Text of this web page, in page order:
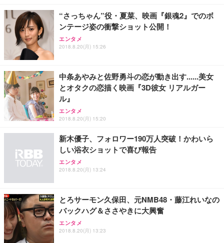
“さっちゃん”役・夏菜、映画『銀魂2』でのボ
ンテージ姿の衝撃ショット公開！
エンタメ
2018.8.20(月) 15:26
中条あやみと佐野勇斗の恋が動き出す......美女
とオタクの恋描く映画『3D彼女 リアルガー
ル』
エンタメ
2018.8.20(月) 15:20
新木優子、フォロワー190万人突破！かわいら
しい浴衣ショットで喜び報告
エンタメ
2018.8.20(月) 13:24
とろサーモン久保田、元NMB48・藤江れいなの
バックハグ＆ささやきに大興奮
エンタメ
2018.8.20(月) 13:23